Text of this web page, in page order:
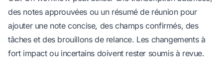
des notes approuvées ou un résumé de réunion pour
ajouter une note concise, des champs confirmés, des
tâches et des brouillons de relance. Les changements à
fort impact ou incertains doivent rester soumis à revue.